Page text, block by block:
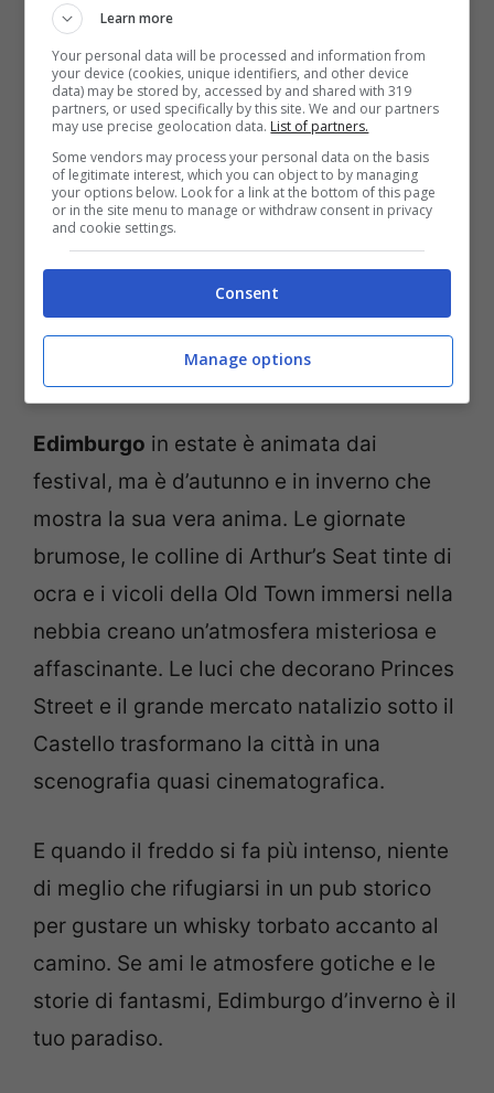
artigianali, piste di pattinaggio e concerti
di musica classica, culminando nel
tradizionale Concerto di Capodanno.
Anche l’autunno è un momento perfetto: i
parchi del Prater e di Schönbrunn si
colorano di rosso e oro, e le pasticcerie
offrono le prime fette di Sachertorte
accompagnate da un caffè bollente.
Vienna d’inverno è un’esperienza di
eleganza, cultura e calore umano.
Edimburgo in estate è animata dai
festival, ma è d’autunno e in inverno che
mostra la sua vera anima. Le giornate
brumose, le colline di Arthur’s Seat tinte di
ocra e i vicoli della Old Town immersi nella
nebbia creano un’atmosfera misteriosa e
affascinante. Le luci che decorano Princes
Street e il grande mercato natalizio sotto il
Castello trasformano la città in una
scenografia quasi cinematografica.
E quando il freddo si fa più intenso, niente
di meglio che rifugiarsi in un pub storico
per gustare un whisky torbato accanto al
camino. Se ami le atmosfere gotiche e le
storie di fantasmi, Edimburgo d’inverno è il
tuo paradiso.
Learn more
Your personal data will be processed and information from
your device (cookies, unique identifiers, and other device
data) may be stored by, accessed by and shared with 319
partners, or used specifically by this site. We and our partners
may use precise geolocation data. List of partners.
Some vendors may process your personal data on the basis
of legitimate interest, which you can object to by managing
your options below. Look for a link at the bottom of this page
or in the site menu to manage or withdraw consent in privacy
and cookie settings.
Consent
Manage options